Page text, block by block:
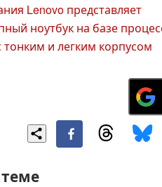
Lenovo представляет
ноутбук на базе
тонким и легким корпусом